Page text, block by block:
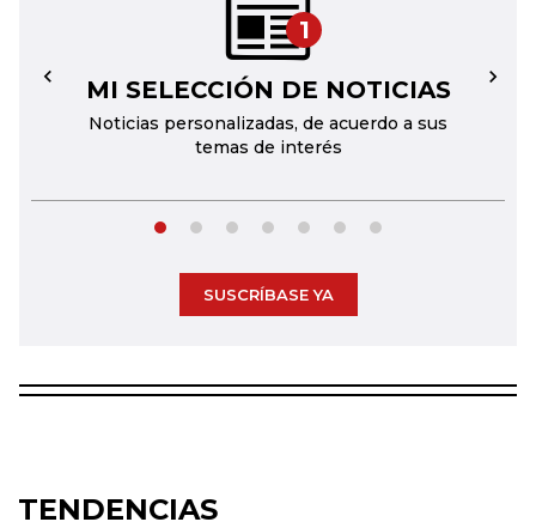
1
MI SELECCIÓN DE NOTICIAS
Noticias personalizadas, de acuerdo a sus
temas de interés
← →
SUSCRÍBASE YA
TENDENCIAS